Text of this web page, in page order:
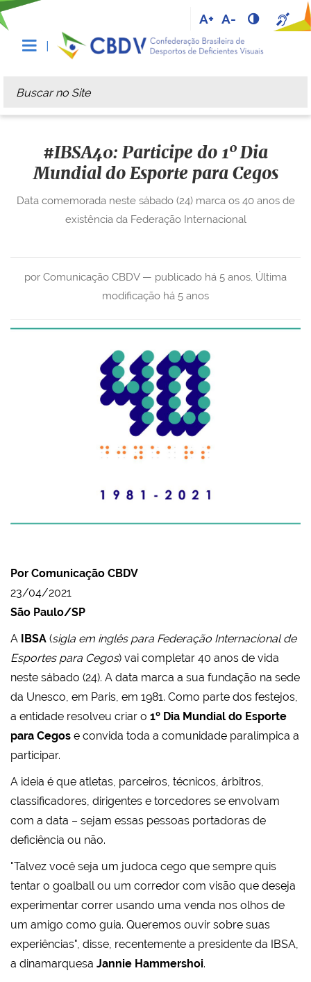
A+ A-
Busca
Busca Avançada…
#IBSA40: Participe do 1º Dia
Mundial do Esporte para Cegos
por Comunicação CBDV — publicado há 5 anos, Última
modificação há 5 anos
Data comemorada neste sábado (24) marca os 40 anos de
existência da Federação Internacional
Por Comunicação CBDV
23/04/2021
São Paulo/SP
A IBSA (sigla em inglês para Federação Internacional de
Esportes para Cegos) vai completar 40 anos de vida
neste sábado (24). A data marca a sua fundação na sede
da Unesco, em Paris, em 1981. Como parte dos festejos,
a entidade resolveu criar o 1º Dia Mundial do Esporte
para Cegos e convida toda a comunidade paralímpica a
participar.
A ideia é que atletas, parceiros, técnicos, árbitros,
classificadores, dirigentes e torcedores se envolvam
com a data – sejam essas pessoas portadoras de
deficiência ou não.
"Talvez você seja um judoca cego que sempre quis
tentar o goalball ou um corredor com visão que deseja
experimentar correr usando uma venda nos olhos de
um amigo como guia. Queremos ouvir sobre suas
experiências", disse, recentemente a presidente da IBSA,
a dinamarquesa Jannie Hammershoi.